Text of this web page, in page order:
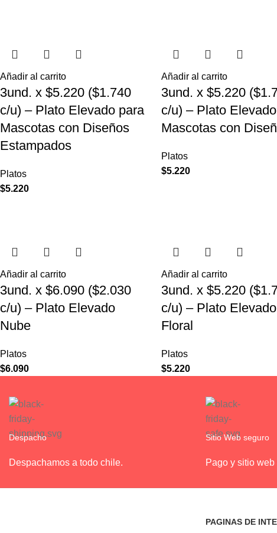
Añadir al carrito
3und. x $5.220 ($1.740
c/u) – Plato Elevado para
Mascotas con Diseños
Estampados
Platos
$5.220
Añadir al carrito
3und. x $5.220
c/u) – Plato
Mascotas con
Platos
$5.220
Añadir al carrito
3und. x $6.090 ($2.030
c/u) – Plato Elevado
Nube
Platos
$6.090
Añadir al carrito
3und. x $5.220
c/u) – Plato Elevado
Floral
Platos
$5.220
Despacho
Despachamos a todo chile.
Sitio Web seguro
Pago y sitio web
PAGINAS DE